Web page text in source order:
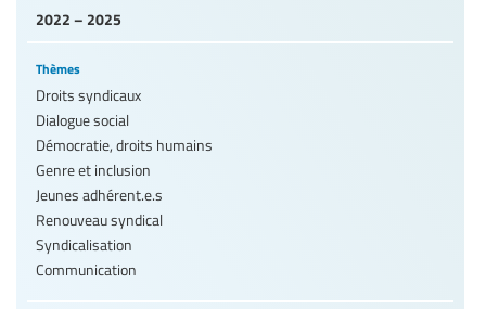
2022 – 2025
Thèmes
Droits syndicaux
Dialogue social
Démocratie, droits humains
Genre et inclusion
Jeunes adhérent.e.s
Renouveau syndical
Syndicalisation
Communication